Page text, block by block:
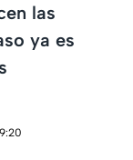
las
ya es